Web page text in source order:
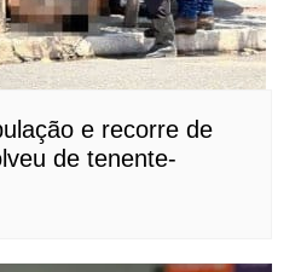
e recorre de
de tenente-